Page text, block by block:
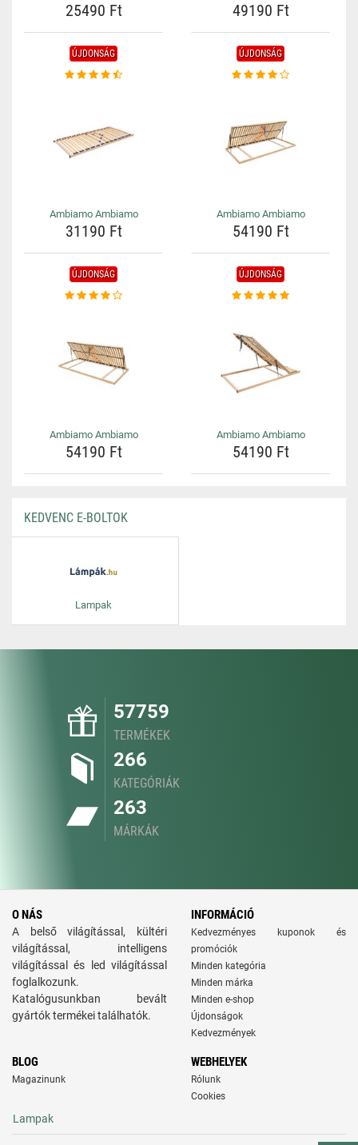
25490 Ft 49190 Ft
ÚJDONSÁG
Ambiamo Ambiamo
31190 Ft
ÚJDONSÁG
Ambiamo Ambiamo
54190 Ft
ÚJDONSÁG
Ambiamo Ambiamo
54190 Ft
ÚJDONSÁG
Ambiamo Ambiamo
54190 Ft
KEDVENC E-BOLTOK
Lampak
57759
TERMÉKEK
266
KATEGÓRIÁK
263
MÁRKÁK
O NÁS
A belső világítással, kültéri
világítással, intelligens
világítással és led világítással
foglalkozunk.
Katalógusunkban bevált
gyártók termékei találhatók.
INFORMÁCIÓ
Kedvezményes kuponok és
promóciók
Minden kategória
Minden márka
Minden e-shop
Újdonságok
Kedvezmények
BLOG
Magazinunk
WEBHELYEK
Rólunk
Cookies
Lampak